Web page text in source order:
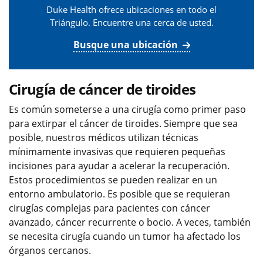
Duke Health ofrece ubicaciones en todo el
Triángulo. Encuentre una cerca de usted.
Busque una ubicación
Cirugía de cáncer de tiroides
Es común someterse a una cirugía como primer paso
para extirpar el cáncer de tiroides. Siempre que sea
posible, nuestros médicos utilizan técnicas
mínimamente invasivas que requieren pequeñas
incisiones para ayudar a acelerar la recuperación.
Estos procedimientos se pueden realizar en un
entorno ambulatorio. Es posible que se requieran
cirugías complejas para pacientes con cáncer
avanzado, cáncer recurrente o bocio. A veces, también
se necesita cirugía cuando un tumor ha afectado los
órganos cercanos.